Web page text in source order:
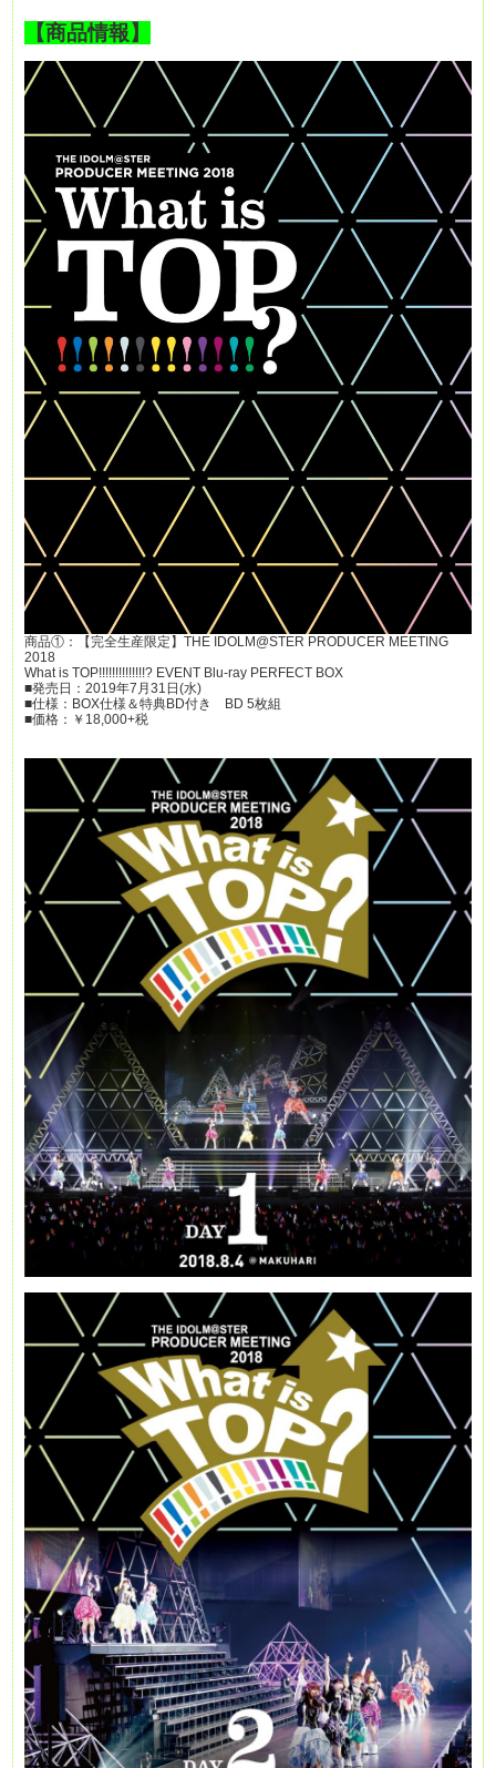
【商品情報】
商品①：【完全生産限定】THE IDOLM@STER PRODUCER MEETING
2018
What is TOP!!!!!!!!!!!!!!? EVENT Blu-ray PERFECT BOX
■発売日：2019年7月31日(水)
■仕様：BOX仕様＆特典BD付き BD 5枚組
■価格：￥18,000+税